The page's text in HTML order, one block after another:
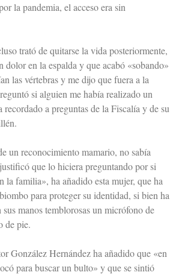
la pandemia, el acceso era sin
trató de quitarse la vida posteriormente,
dolor en la espalda y que acabó «sobando»
las vértebras y me dijo que fuera a la
si alguien me había realizado un
a preguntas de la Fiscalía y de su
un reconocimiento mamario, no sabía
que lo hiciera preguntando por si
la familia», ha añadido esta mujer, que ha
para proteger su identidad, si bien ha
manos temblorosas un micrófono de
de pie.
González Hernández ha añadido que «en
para buscar un bulto» y que se sintió